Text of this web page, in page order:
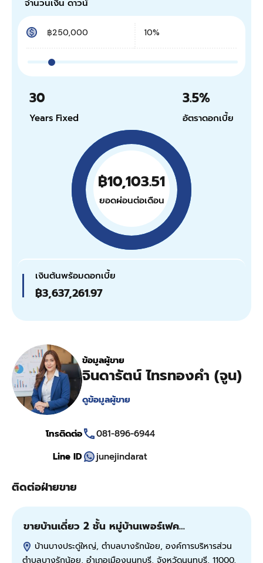
จำนวนเงิน ดาวน์
30
Years Fixed
3.5%
อัตราดอกเบี้ย
฿10,103.51
ยอดผ่อนต่อเดือน
เงินต้นพร้อมดอกเบี้ย
฿3,637,261.97
ข้อมูลผู้ขาย
จินดารัตน์ ไทรทองคำ (จูน)
ดูข้อมูลผู้ขาย
โทรติดต่อ
081-896-6944
Line ID
junejindarat
ติดต่อฝ่ายขาย
ขายบ้านเดี่ยว 2 ชั้น หมู่บ้านเพอร์เฟค…
บ้านบางประดู่ใหญ่, ตำบลบางรักน้อย, องค์การบริหารส่วน
ตำบลบางรักน้อย, อำเภอเมืองนนทบุรี, จังหวัดนนทบุรี, 11000,